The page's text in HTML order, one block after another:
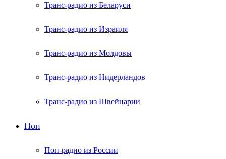
Транс-радио из Беларуси
Транс-радио из Израиля
Транс-радио из Молдовы
Транс-радио из Нидерландов
Транс-радио из Швейцарии
Поп
Поп-радио из России